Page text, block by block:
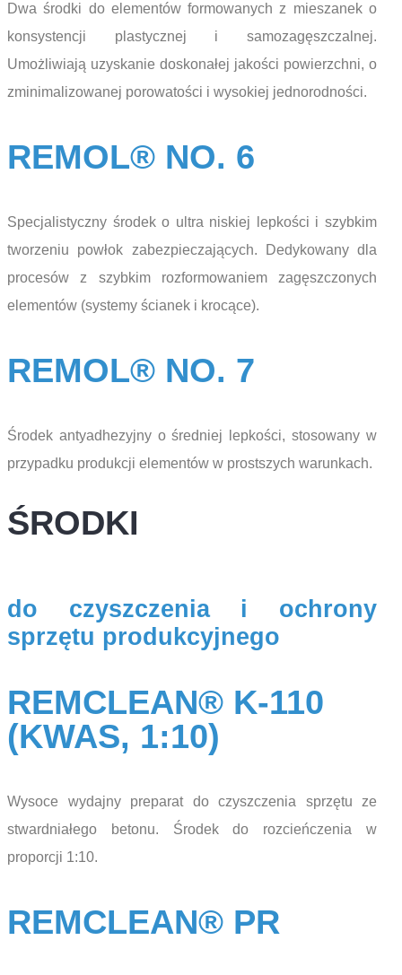
Dwa środki do elementów formowanych z mieszanek o
konsystencji plastycznej i samozagęszczalnej.
Umożliwiają uzyskanie doskonałej jakości powierzchni, o
zminimalizowanej porowatości i wysokiej jednorodności.
REMOL® NO. 6
Specjalistyczny środek o ultra niskiej lepkości i szybkim
tworzeniu powłok zabezpieczających. Dedykowany dla
procesów z szybkim rozformowaniem zagęszczonych
elementów (systemy ścianek i krocące).
REMOL® NO. 7
Środek antyadhezyjny o średniej lepkości, stosowany w
przypadku produkcji elementów w prostszych warunkach.
ŚRODKI
do czyszczenia i ochrony
sprzętu produkcyjnego
REMCLEAN® K-110
(KWAS, 1:10)
Wysoce wydajny preparat do czyszczenia sprzętu ze
stwardniałego betonu. Środek do rozcieńczenia w
proporcji 1:10.
REMCLEAN® PR